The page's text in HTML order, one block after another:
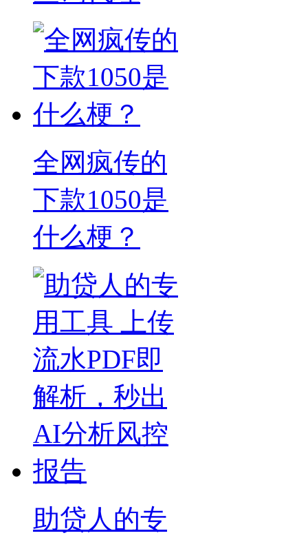
全网疯传的
下款1050是
什么梗？
助贷人的专